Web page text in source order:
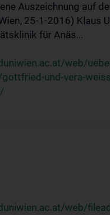
Auszeichnung auf
25-1-2016) Klaus
für Anäs...
web/
und-vera-
web/